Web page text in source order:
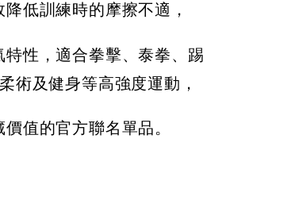
低訓練時的摩擦不適，
特性，適合拳擊、泰拳、踢
術及健身等高強度運動，
值的官方聯名單品。